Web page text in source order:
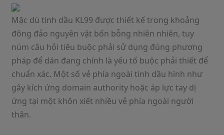
Mặc dù tinh dầu KL99 được thiết kế trong khoảng
đông đảo nguyên vật bốn bỗng nhiên nhiên, tuy
núm câu hỏi tiêu buộc phải sử dụng đúng phương
pháp để dán đang chính là yếu tố buộc phải thiết để
chuẩn xác. Một số vẻ phía ngoài tinh dầu hình như
gây kích ứng domain authority hoặc áp lực tay dị
ứng tại một khôn xiết nhiều vẻ phía ngoài người
thân.